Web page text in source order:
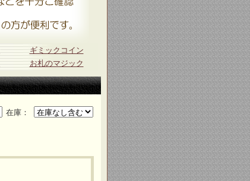
ギミックコイン
お札のマジック
在庫：